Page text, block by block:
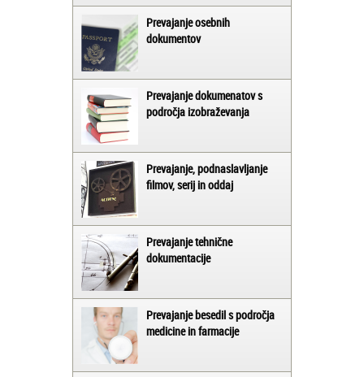
Prevajanje osebnih
dokumentov
Prevajanje dokumenatov s
področja izobraževanja
Prevajanje, podnaslavljanje
filmov, serij in oddaj
Prevajanje tehnične
dokumentacije
Prevajanje besedil s področja
medicine in farmacije